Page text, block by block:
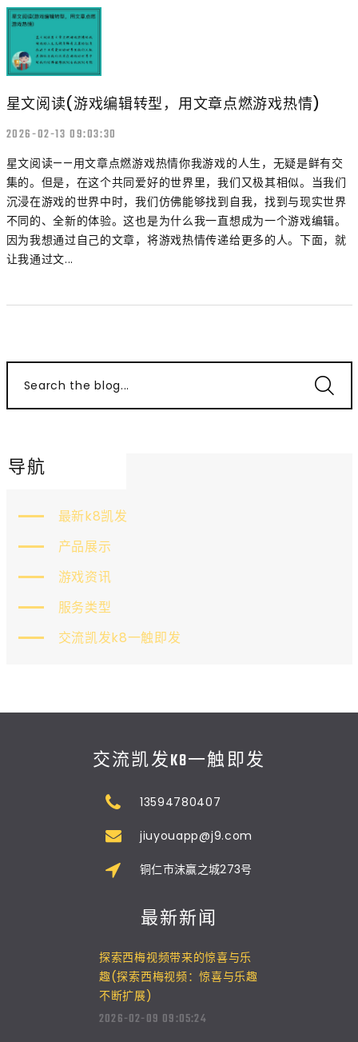
星文阅读(游戏编辑转型，用文章点燃游戏热情)
2026-02-13 09:03:30
星文阅读——用文章点燃游戏热情你我游戏的人生，无疑是鲜有交
集的。但是，在这个共同爱好的世界里，我们又极其相似。当我们
沉浸在游戏的世界中时，我们仿佛能够找到自我，找到与现实世界
不同的、全新的体验。这也是为什么我一直想成为一个游戏编辑。
因为我想通过自己的文章，将游戏热情传递给更多的人。下面，就
让我通过文...
Search the blog...
导航
最新k8凯发
产品展示
游戏资讯
服务类型
交流凯发k8一触即发
交流凯发K8一触即发
13594780407
jiuyouapp@j9.com
铜仁市沫赢之城273号
最新新闻
探索西梅视频带来的惊喜与乐
趣(探索西梅视频：惊喜与乐趣
不断扩展)
2026-02-09 09:05:24